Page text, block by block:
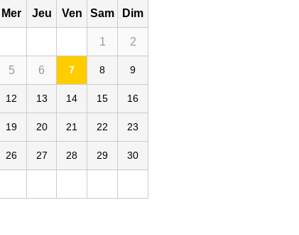
Mer Jeu Ven Sam Dim
1 2
5 6 7 8 9
12 13 14 15 16
19 20 21 22 23
26 27 28 29 30